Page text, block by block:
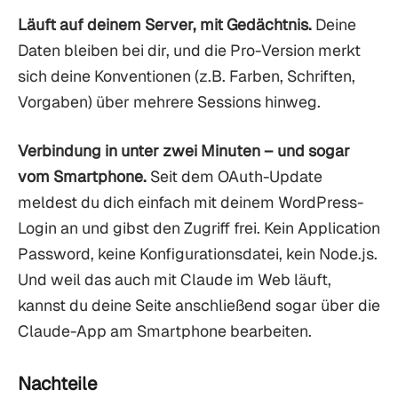
Läuft auf deinem Server, mit Gedächtnis. Deine
Daten bleiben bei dir, und die Pro-Version merkt
sich deine Konventionen (z.B. Farben, Schriften,
Vorgaben) über mehrere Sessions hinweg.
Verbindung in unter zwei Minuten – und sogar
vom Smartphone. Seit dem OAuth-Update
meldest du dich einfach mit deinem WordPress-
Login an und gibst den Zugriff frei. Kein Application
Password, keine Konfigurationsdatei, kein Node.js.
Und weil das auch mit Claude im Web läuft,
kannst du deine Seite anschließend sogar über die
Claude-App am Smartphone bearbeiten.
Nachteile